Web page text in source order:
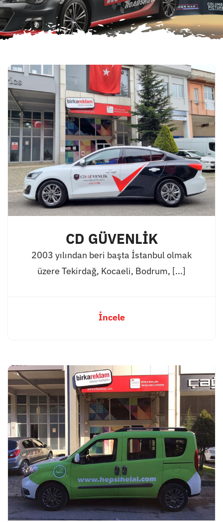
CD GÜVENLİK
2003 yılından beri başta İstanbul olmak
üzere Tekirdağ, Kocaeli, Bodrum, [...]
İncele